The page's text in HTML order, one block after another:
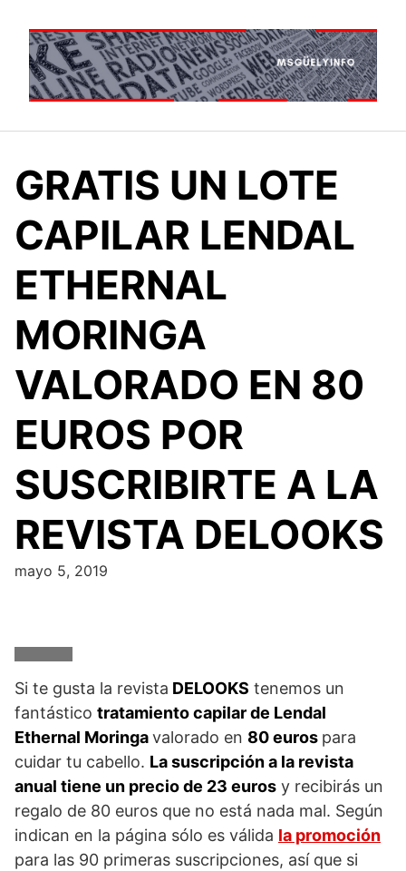
contenido
GRATIS UN LOTE
CAPILAR LENDAL
ETHERNAL
MORINGA
VALORADO EN 80
EUROS POR
SUSCRIBIRTE A LA
REVISTA DELOOKS
mayo 5, 2019
Si te gusta la revista DELOOKS tenemos un
fantástico tratamiento capilar de Lendal
Ethernal Moringavalorado en 80 euros para
cuidar tu cabello. La suscripción a la revista
anual tiene un precio de 23 euros y recibirás un
regalo de 80 euros que no está nada mal. Según
indican en la página sólo es válida la promoción
para las 90 primeras suscripciones, así que si